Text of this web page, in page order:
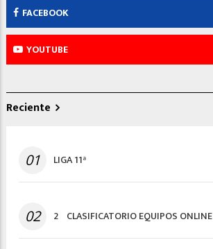
FACEBOOK
YOUTUBE
Reciente
01 LIGA 11ª
02 2º CLASIFICATORIO EQUIPOS ONLINE